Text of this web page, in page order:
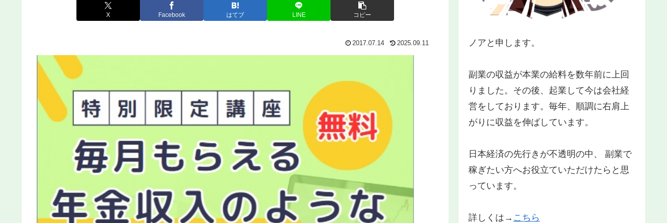
X Facebook はてブ LINE コピー
2017.07.14 2025.09.11 ノアと申します。
副業の収益が本業の給料を数年前に上回
りました。その後、起業して今は会社経
営をしております。毎年、順調に右肩上
がりに収益を伸ばしています。
日本経済の先行きが不透明の中、 副業で
稼ぎたい方へお役立ていただけたらと思
っています。
詳しくは→ こちら